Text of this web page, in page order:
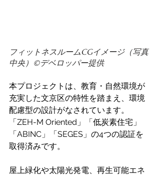
フィットネスルームCGイメージ（写真
中央）©️デベロッパー提供
本プロジェクトは、教育・自然環境が
充実した文京区の特性を踏まえ、環境
配慮型の設計がなされています。
「ZEH-M Oriented」「低炭素住宅」
「ABINC」「SEGES」の4つの認証を
取得済みです。
屋上緑化や太陽光発電、再生可能エネ